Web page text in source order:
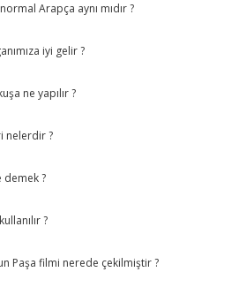
Arapça aynı mıdır ?
iyi gelir ?
ne yapılır ?
nelerdir ?
demek ?
?
Paşa filmi nerede çekilmiştir ?